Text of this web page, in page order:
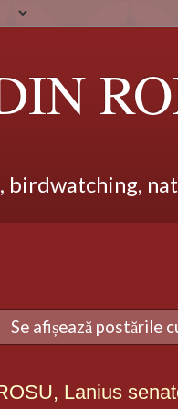
birdwatching,
Se afișează postările
Lanius